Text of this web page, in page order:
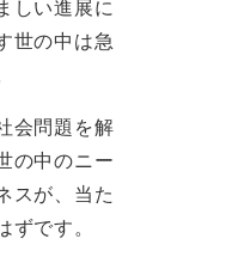
しい進展に
世の中は急
会問題を解
の中のニー
スが、当た
です。